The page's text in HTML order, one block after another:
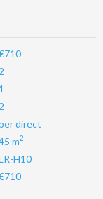
2
1
2
direct
m2
H10